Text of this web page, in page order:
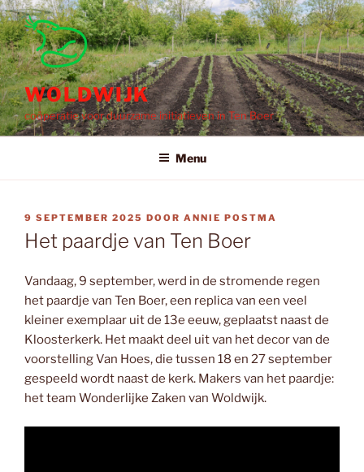
Ga
naar
de
inhoud
WOLDWIJK
coöperatie voor duurzame initiatieven in Ten Boer
Menu
GEPLAATST
OP
9 SEPTEMBER 2025 DOOR ANNIE POSTMA
Het paardje van Ten Boer
Vandaag, 9 september, werd in de stromende regen
het paardje van Ten Boer, een replica van een veel
kleiner exemplaar uit de 13e eeuw, geplaatst naast de
Kloosterkerk. Het maakt deel uit van het decor van de
voorstelling Van Hoes, die tussen 18 en 27 september
gespeeld wordt naast de kerk. Makers van het paardje:
het team Wonderlijke Zaken van Woldwijk.